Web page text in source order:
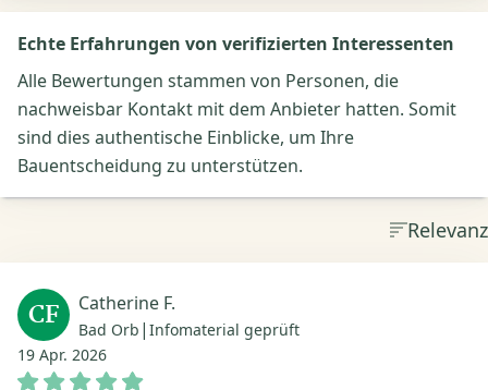
Echte Erfahrungen von verifizierten Interessenten
Alle Bewertungen stammen von Personen, die
nachweisbar Kontakt mit dem Anbieter hatten. Somit
sind dies authentische Einblicke, um Ihre
Bauentscheidung zu unterstützen.
Relevanz
CF Catherine F.
Bad Orb | Infomaterial geprüft
19 Apr. 2026